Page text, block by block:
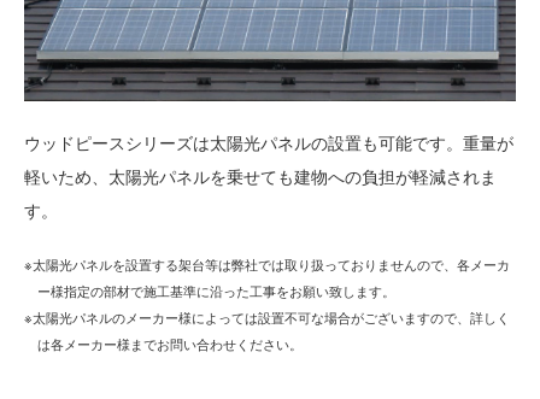
ウッドピースシリーズは太陽光パネルの設置も可能です。重量が
軽いため、太陽光パネルを乗せても建物への負担が軽減されま
す。
※太陽光パネルを設置する架台等は弊社では取り扱っておりませんので、各メーカ
ー様指定の部材で施工基準に沿った工事をお願い致します。
※太陽光パネルのメーカー様によっては設置不可な場合がございますので、詳しく
は各メーカー様までお問い合わせください。